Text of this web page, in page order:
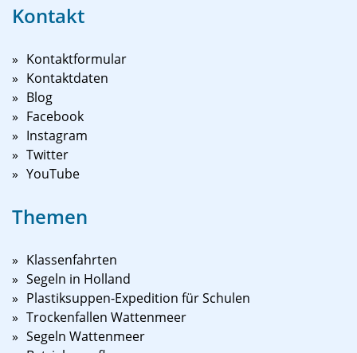
Kontakt
Kontaktformular
Kontaktdaten
Blog
Facebook
Instagram
Twitter
YouTube
Themen
Klassenfahrten
Segeln in Holland
Plastiksuppen-Expedition für Schulen
Trockenfallen Wattenmeer
Segeln Wattenmeer